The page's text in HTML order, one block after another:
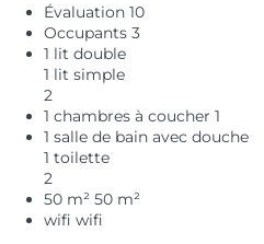
Évaluation 10
Occupants 3
1 lit double
1 lit simple
2
1 chambres à coucher 1
1 salle de bain avec douche
1 toilette
2
50 m² 50 m²
wifi wifi